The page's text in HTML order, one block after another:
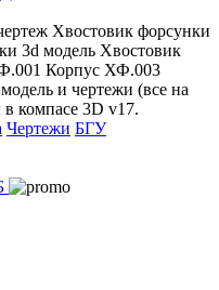
Хвостовик форсунки
3d модель Хвостовик
Корпус ХФ.003
и чертежи (все на
компасе 3D v17.
Чертежи БГУ